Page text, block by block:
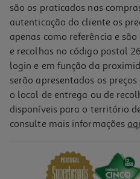
Máquina De Café Cápsulas Delta Q
99,99 €
são os praticados nas
autenticação do cliente os
apenas como referência e
e recolhas no código postal
login e em função da
serão apresentados os
o local de entrega ou de
disponíveis para o território
consulte mais informações